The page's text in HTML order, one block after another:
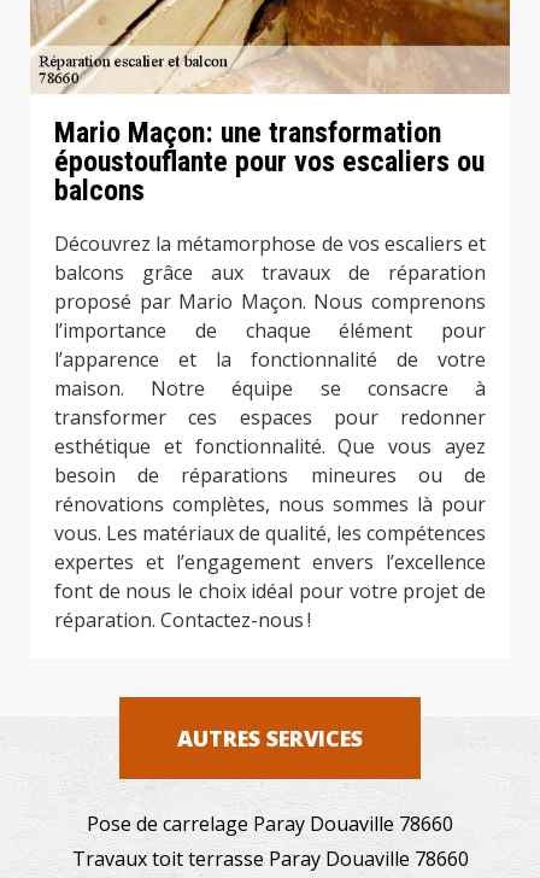
Mario Maçon: une transformation
époustouflante pour vos escaliers ou
balcons
Découvrez la métamorphose de vos escaliers et
balcons grâce aux travaux de réparation
proposé par Mario Maçon. Nous comprenons
l’importance de chaque élément pour
l’apparence et la fonctionnalité de votre
maison. Notre équipe se consacre à
transformer ces espaces pour redonner
esthétique et fonctionnalité. Que vous ayez
besoin de réparations mineures ou de
rénovations complètes, nous sommes là pour
vous. Les matériaux de qualité, les compétences
expertes et l’engagement envers l’excellence
font de nous le choix idéal pour votre projet de
réparation. Contactez-nous !
AUTRES SERVICES
Pose de carrelage Paray Douaville 78660
Travaux toit terrasse Paray Douaville 78660